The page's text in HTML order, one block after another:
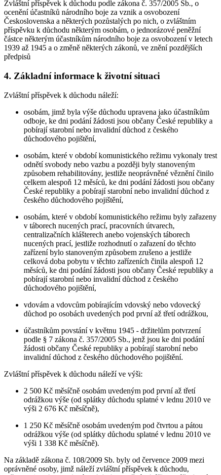
Zvláštní příspěvek k důchodu podle zákona č. 357/2005 Sb., o
ocenění účastníků národního boje za vznik a osvobození
Československa a některých pozůstalých po nich, o zvláštním
příspěvku k důchodu některým osobám, o jednorázové peněžní
částce některým účastníkům národního boje za osvobození v letech
1939 až 1945 a o změně některých zákonů, ve znění pozdějších
předpisů
4. Základní informace k životní situaci
Zvláštní příspěvek k důchodu náleží:
osobám, jimž byla výše důchodu upravena jako účastníkům
odboje, ke dni podání žádosti jsou občany České republiky a
pobírají starobní nebo invalidní důchod z českého
důchodového pojištění,
osobám, které v období komunistického režimu vykonaly trest
odnětí svobody nebo vazbu a později byly stanoveným
způsobem rehabilitovány, jestliže neoprávněné věznění činilo
celkem alespoň 12 měsíců, ke dni podání žádosti jsou občany
České republiky a pobírají starobní nebo invalidní důchod z
českého důchodového pojištění,
osobám, které v období komunistického režimu byly zařazeny
v táborech nucených prací, pracovních útvarech,
centralizačních klášterech anebo vojenských táborech
nucených prací, jestliže rozhodnutí o zařazení do těchto
zařízení bylo stanoveným způsobem zrušeno a jestliže
celková doba pobytu v těchto zařízeních činila alespoň 12
měsíců, ke dni podání žádosti jsou občany České republiky a
pobírají starobní nebo invalidní důchod z českého
důchodového pojištění,
vdovám a vdovcům pobírajícím vdovský nebo vdovecký
důchod po osobách uvedených pod první až třetí odrážkou,
účastníkům povstání v květnu 1945 - držitelům potvrzení
podle § 7 zákona č. 357/2005 Sb., jenž jsou ke dni podání
žádosti občany České republiky a pobírají starobní nebo
invalidní důchod z českého důchodového pojištění.
Zvláštní příspěvek k důchodu náleží ve výši:
2 500 Kč měsíčně osobám uvedeným pod první až třetí
odrážkou výše (od splátky důchodu splatné v lednu 2010 ve
výši 2 676 Kč měsíčně),
1 250 Kč měsíčně osobám uvedeným pod čtvrtou a pátou
odrážkou výše (od splátky důchodu splatné v lednu 2010 ve
výši 1 338 Kč měsíčně).
Na základě zákona č. 108/2009 Sb. byly od července 2009 mezi
oprávněné osoby, jimž náleží zvláštní příspěvek k důchodu,